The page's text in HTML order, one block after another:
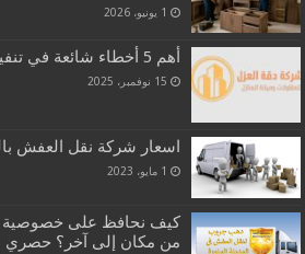
1 يونيو، 2026
أهم 5 أخطاء شائعة في تنفيذ العزل وكيف تتجنبها
15 نوفمبر، 2025
اسعار شركة نقل العفش
1 مايو، 2023
كيف نحافظ على خصوصية
من مكان إلى آخر؟